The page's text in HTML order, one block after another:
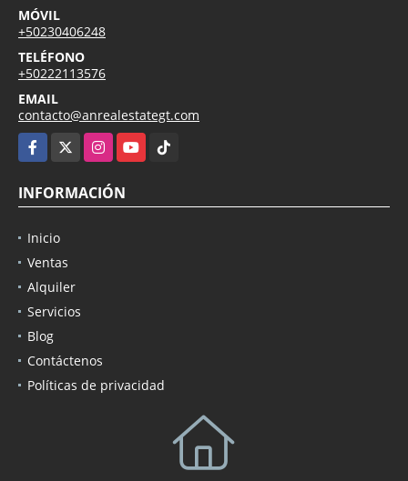
MÓVIL
+50230406248
TELÉFONO
+50222113576
EMAIL
contacto@anrealestategt.com
Facebook
InstagramYouTubeTikTok
INFORMACIÓN
Inicio
Ventas
Alquiler
Servicios
Blog
Contáctenos
Políticas de privacidad